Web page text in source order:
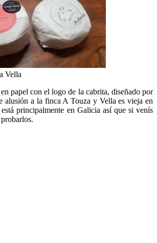
Vella
papel con el logo de la cabrita, diseñado por
alusión a la finca A Touza y Vella es vieja en
principalmente en Galicia así que si venís